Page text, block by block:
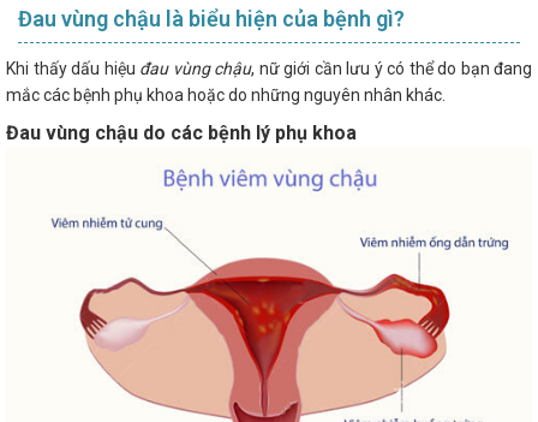
Đau vùng chậu là biểu hiện của bệnh gì?
Khi thấy dấu hiệu đau vùng chậu, nữ giới cần lưu ý có thể do bạn đang
mắc các bệnh phụ khoa hoặc do những nguyên nhân khác.
Đau vùng chậu do các bệnh lý phụ khoa